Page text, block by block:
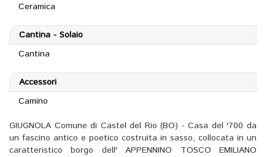
Ceramica
Cantina - Solaio
Cantina
Accessori
Camino
GIUGNOLA Comune di Castel del Rio (BO) - Casa del '700 da
un fascino antico e poetico costruita in sasso, collocata in un
caratteristico borgo dell' APPENNINO TOSCO EMILIANO